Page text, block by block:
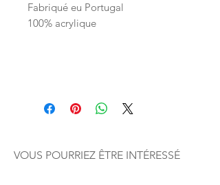
Fabriqué eu Portugal
100% acrylique
VOUS POURRIEZ ÊTRE INTÉRESSÉ